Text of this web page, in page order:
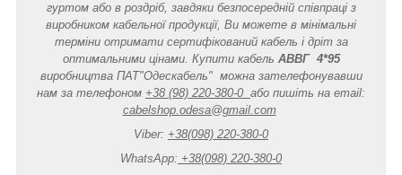
гуртом або в роздріб, завдяки безпосередній співпраці з
виробником кабельної продукції, Ви можете в мінімальні
терміни отримати сертифікований кабель і дріт за
оптимальними цінами. Купити кабель АВВГ 4*95
виробництва ПАТ"Одескабель" можна зателефонувавши
нам за телефоном +38 (98) 220-380-0 або пишіть на email:
cabelshop.odesa@gmail.com
Viber: +38(098) 220-380-0
WhatsApp: +38(098) 220-380-0